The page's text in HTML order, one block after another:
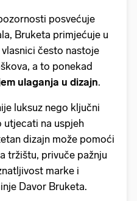
posvećuje
Bruketa primjećuje u
često nastoje
a to ponekad
ulaganja u dizajn.
luksuz nego ključni
na uspjeh
dizajn može pomoći
tržištu, privuče pažnju
marke i
Davor Bruketa.